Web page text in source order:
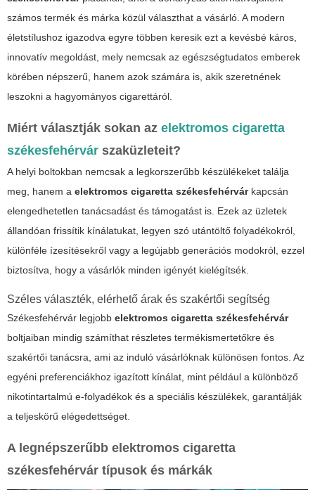
számos termék és márka közül választhat a vásárló. A modern
életstílushoz igazodva egyre többen keresik ezt a kevésbé káros,
innovatív megoldást, mely nemcsak az egészségtudatos emberek
körében népszerű, hanem azok számára is, akik szeretnének
leszokni a hagyományos cigarettáról.
Miért választják sokan az elektromos cigaretta
székesfehérvár szaküzleteit?
A helyi boltokban nemcsak a legkorszerűbb készülékeket találja
meg, hanem a elektromos cigaretta székesfehérvárkapcsán
elengedhetetlen tanácsadást és támogatást is. Ezek az üzletek
állandóan frissítik kínálatukat, legyen szó utántöltő folyadékokról,
különféle ízesítésekről vagy a legújabb generációs modokról, ezzel
biztosítva, hogy a vásárlók minden igényét kielégítsék.
Széles választék, elérhető árak és szakértői segítség
Székesfehérvár legjobb elektromos cigaretta székesfehérvár
boltjaiban mindig számíthat részletes termékismertetőkre és
szakértői tanácsra, ami az induló vásárlóknak különösen fontos. Az
egyéni preferenciákhoz igazított kínálat, mint például a különböző
nikotintartalmú e-folyadékok és a speciális készülékek, garantálják
a teljeskörű elégedettséget.
A legnépszerűbb elektromos cigaretta
székesfehérvár típusok és márkák